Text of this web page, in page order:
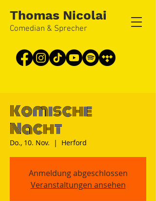
Thomas Nicolai
Comedian & Sprecher
Komische
Nacht
Do., 10. Nov.
  |
Herford
Anmeldung abgeschlossen
Veranstaltungen ansehen